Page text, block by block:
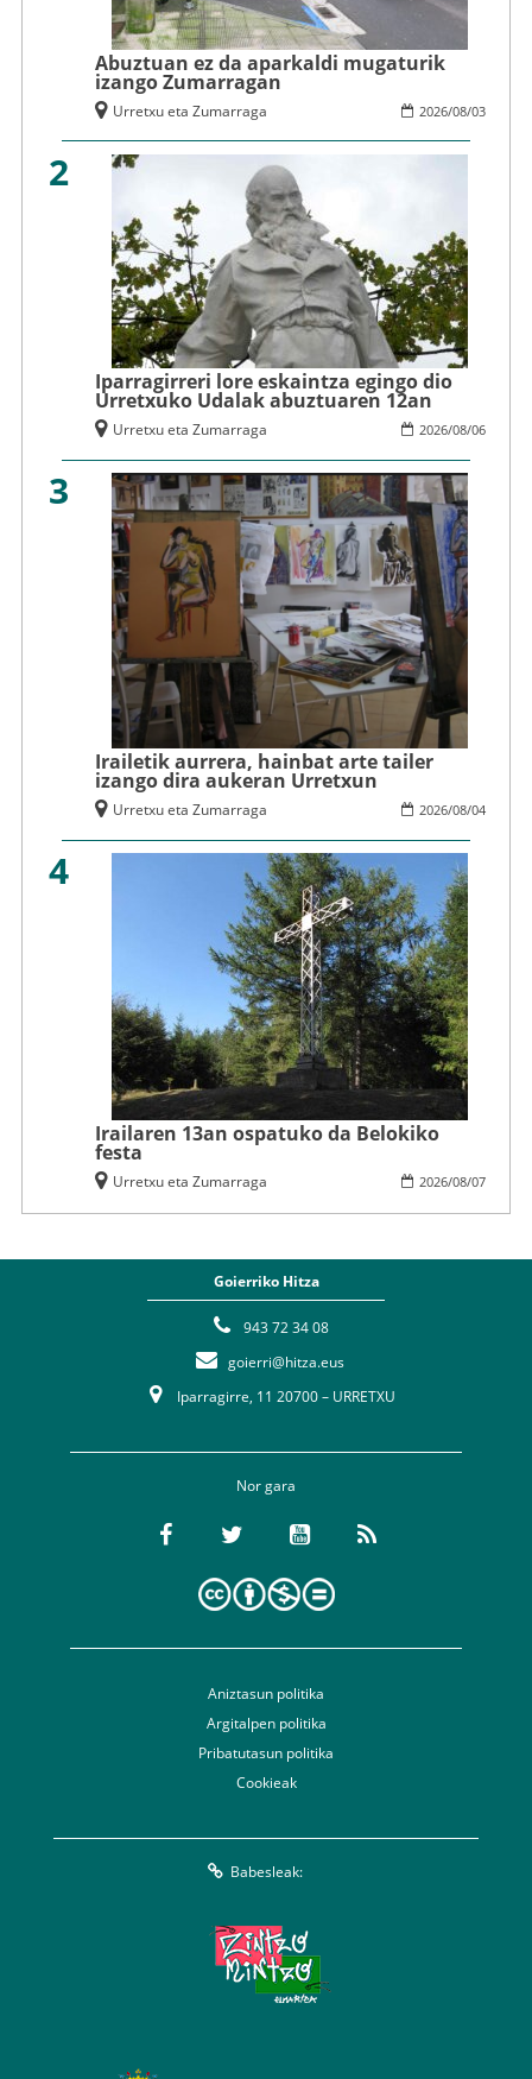
Abuztuan ez da aparkaldi mugaturik
izango Zumarragan
2026/08/03
Urretxu eta Zumarraga
2
Iparragirreri lore eskaintza egingo dio
Urretxuko Udalak abuztuaren 12an
2026/08/06
Urretxu eta Zumarraga
3
Irailetik aurrera, hainbat arte tailer
izango dira aukeran Urretxun
2026/08/04
Urretxu eta Zumarraga
4
Irailaren 13an ospatuko da Belokiko
festa
2026/08/07
Urretxu eta Zumarraga
Goierriko Hitza
943 72 34 08
goierri@hitza.eus
Iparragirre, 11 20700 – URRETXU
Nor gara
Aniztasun politika
Argitalpen politika
Pribatutasun politika
Cookieak
Babesleak: